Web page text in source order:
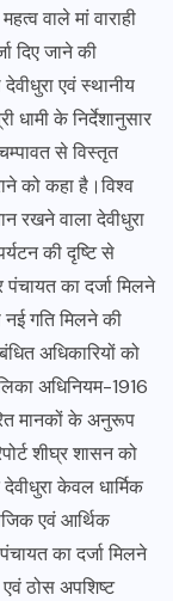
वाले मां वाराही
दिए जाने की
एवं स्थानीय
धामी के निर्देशानुसार
से विस्तृत
को कहा है।विश्व
रखने वाला देवीधुरा
की दृष्टि से
पंचायत का दर्जा मिलने
गति मिलने की
अधिकारियों को
अधिनियम-1916
मानकों के अनुरूप
शीघ्र शासन को
केवल धार्मिक
एवं आर्थिक
का दर्जा मिलने
ठोस अपशिष्ट